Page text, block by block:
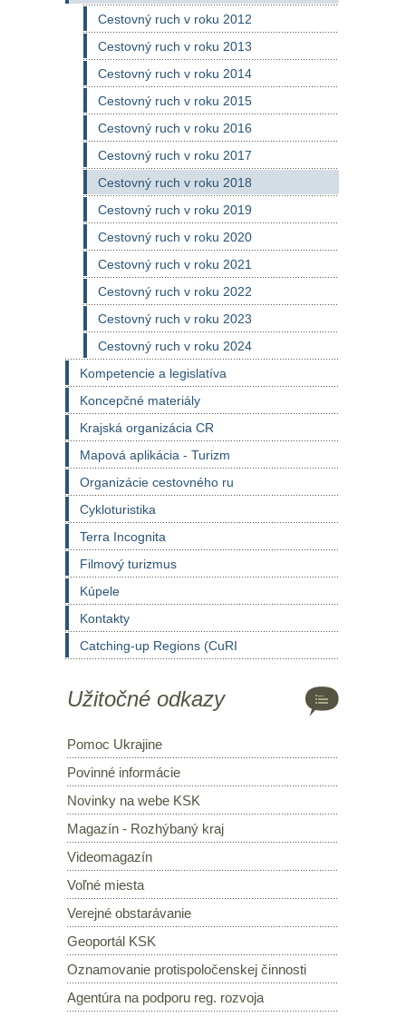
Cestovný ruch v roku 2012
Cestovný ruch v roku 2013
Cestovný ruch v roku 2014
Cestovný ruch v roku 2015
Cestovný ruch v roku 2016
Cestovný ruch v roku 2017
Cestovný ruch v roku 2018
Cestovný ruch v roku 2019
Cestovný ruch v roku 2020
Cestovný ruch v roku 2021
Cestovný ruch v roku 2022
Cestovný ruch v roku 2023
Cestovný ruch v roku 2024
Kompetencie a legislatíva
Koncepčné materiály
Krajská organizácia CR
Mapová aplikácia - Turizm
Organizácie cestovného ru
Cykloturistika
Terra Incognita
Filmový turizmus
Kúpele
Kontakty
Catching-up Regions (CuRI
Užitočné odkazy
Pomoc Ukrajine
Povinné informácie
Novinky na webe KSK
Magazín - Rozhýbaný kraj
Videomagazín
Voľné miesta
Verejné obstarávanie
Geoportál KSK
Oznamovanie protispoločenskej činnosti
Agentúra na podporu reg. rozvoja